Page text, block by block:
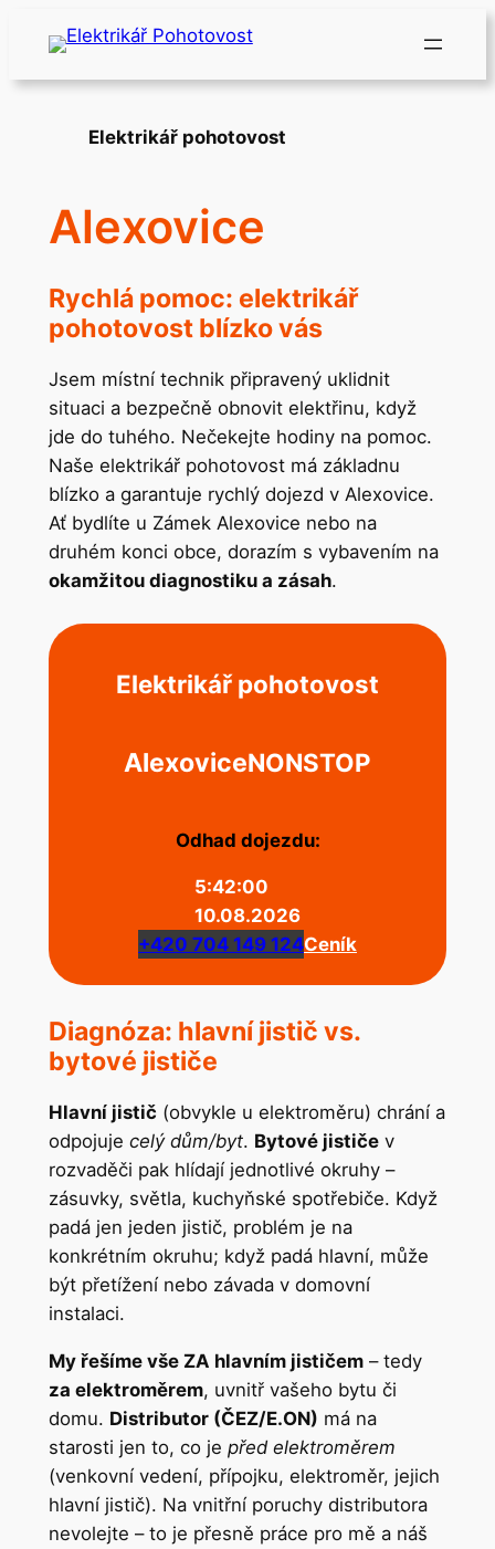
Přeskočit
obsah
Elektrikář pohotovost
Alexovice
Rychlá pomoc: elektrikář
pohotovost blízko vás
Jsem místní technik připravený uklidnit
situaci a bezpečně obnovit elektřinu, když
jde do tuhého. Nečekejte hodiny na pomoc.
Naše elektrikář pohotovost má základnu
blízko a garantuje rychlý dojezd v Alexovice.
Ať bydlíte u Zámek Alexovice nebo na
druhém konci obce, dorazím s vybavením na
okamžitou diagnostiku a zásah.
Elektrikář pohotovost
AlexoviceNONSTOP
Odhad dojezdu:
5:42:00
10.08.2026
+420 704 149 124Ceník
Diagnóza: hlavní jistič vs.
bytové jističe
Hlavní jistič (obvykle u elektroměru) chrání a
odpojuje celý dům/byt. Bytové jističev
rozvaděči pak hlídají jednotlivé okruhy –
zásuvky, světla, kuchyňské spotřebiče. Když
padá jen jeden jistič, problém je na
konkrétním okruhu; když padá hlavní, může
být přetížení nebo závada v domovní
instalaci.
My řešíme vše ZA hlavním jističem– tedy
za elektroměrem, uvnitř vašeho bytu či
domu. Distributor (ČEZ/E.ON) má na
starosti jen to, co je před elektroměrem
(venkovní vedení, přípojku, elektroměr, jejich
hlavní jistič). Na vnitřní poruchy distributora
nevolejte – to je přesně práce pro mě a náš